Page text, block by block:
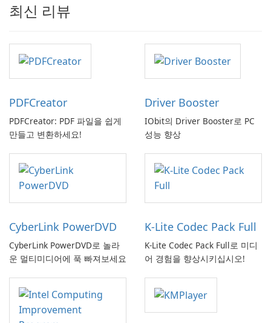
최신 리뷰
PDFCreator
PDFCreator: PDF 파일을 쉽게
만들고 변환하세요!
Driver Booster
IObit의 Driver Booster로 PC
성능 향상
CyberLink PowerDVD
CyberLink PowerDVD로 놀라
운 멀티미디어에 푹 빠져보세요
K-Lite Codec Pack Full
K-Lite Codec Pack Full로 미디
어 경험을 향상시키십시오!